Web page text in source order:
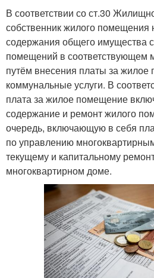
В соответствии со ст.30
собственник жилого помещения
содержания общего имущества
помещений в соответствующем
путём внесения платы за
коммунальные услуги. В
плата за жилое помещение
содержание и ремонт жилого
очередь, включающую в себя
по управлению
текущему и капитальному
многоквартирном доме.